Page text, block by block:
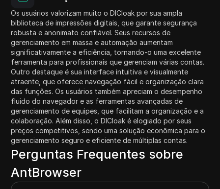
Os usuários valorizam muito o DICloak por sua ampla
biblioteca de impressões digitais, que garante segurança
robusta e anonimato confiável. Seus recursos de
gerenciamento em massa e automação aumentam
significativamente a eficiência, tornando-o uma excelente
ferramenta para profissionais que gerenciam várias contas.
Outro destaque é sua interface intuitiva e visualmente
atraente, que oferece navegação fácil e organização clara
das funções. Os usuários também apreciam o desempenho
fluido do navegador e as ferramentas avançadas de
gerenciamento de equipes, que facilitam a organização e a
colaboração. Além disso, o DICloak é elogiado por seus
preços competitivos, sendo uma solução econômica para o
gerenciamento seguro e eficiente de múltiplas contas.
Perguntas Frequentes sobre
AntBrowser